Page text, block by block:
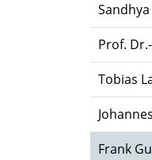
Prof.
Tobias
Frank